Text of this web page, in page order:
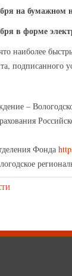
на бумажном
в форме
наиболее
–
Фонда